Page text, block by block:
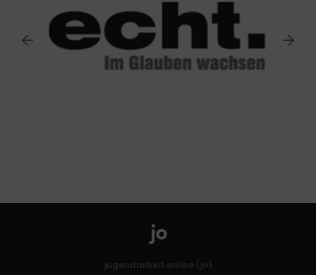
jugendarbeit.online (jo)